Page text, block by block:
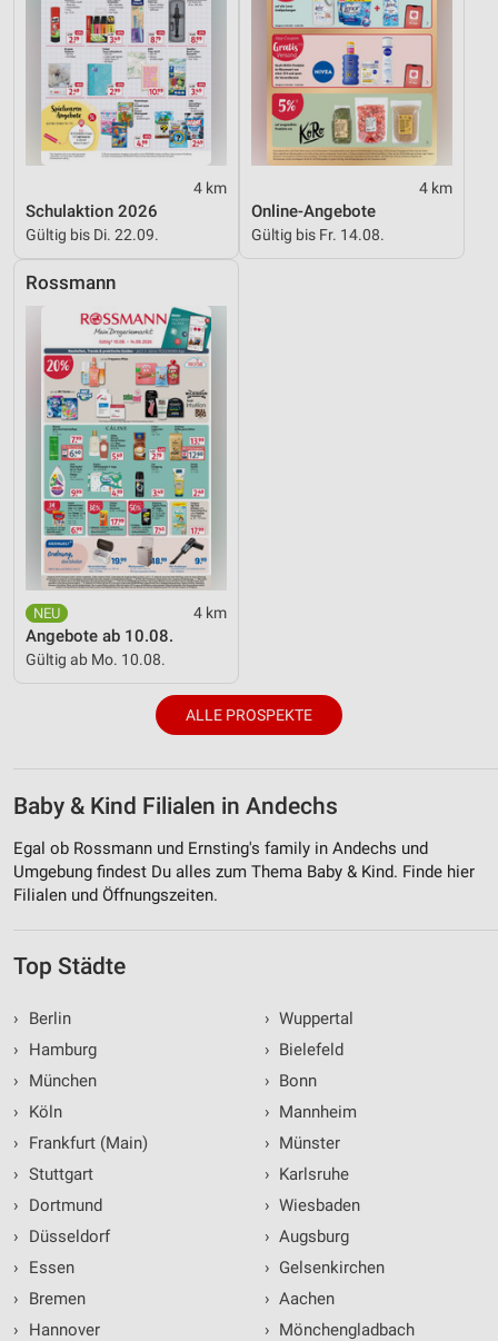
4 km
Schulaktion 2026
Gültig bis Di. 22.09.
4 km
Online-Angebote
Gültig bis Fr. 14.08.
Rossmann
4 km
Angebote ab 10.08.
Gültig ab Mo. 10.08.
ALLE PROSPEKTE
Baby & Kind Filialen in Andechs
Egal ob Rossmann und Ernsting's family in Andechs und
Umgebung findest Du alles zum Thema Baby & Kind. Finde hier
Filialen und Öffnungszeiten.
Top Städte
›
Berlin
›
Hamburg
›
München
›
Köln
›
Frankfurt (Main)
› Stuttgart
›
Dortmund
›
Düsseldorf
›
Essen
›
Bremen
›
Hannover
› Wuppertal
› Bielefeld
› Bonn
› Mannheim
› Münster
› Karlsruhe
› Wiesbaden
› Augsburg
› Gelsenkirchen
› Aachen
› Mönchengladbach